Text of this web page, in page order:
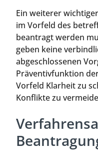
Ein weiterer
im Vorfeld des
beantragt werden
geben keine
abgeschlossenen
Präventivfunktion
Vorfeld Klarheit zu
Konflikte zu